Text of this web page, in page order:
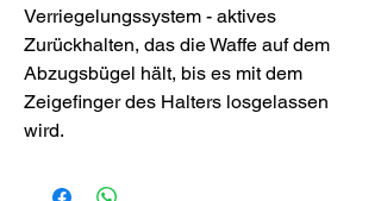
Verriegelungssystem - aktives
Zurückhalten, das die Waffe auf dem
Abzugsbügel hält, bis es mit dem
Zeigefinger des Halters losgelassen
wird.